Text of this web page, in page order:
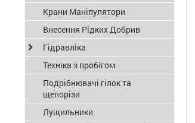
Крани Маніпулятори
Внесення Рідких Добрив
Гідравліка
Техніка з пробігом
Подрібнювачі гілок та
щепорізи
Лущильники